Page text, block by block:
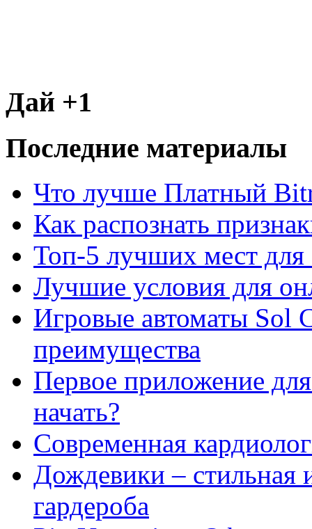
Дай +1
Последние материалы
Что лучше Платный
Как распознать
Топ-5 лучших мест для
Лучшие условия для
Игровые автоматы Sol
преимущества
Первое приложение
начать?
Современная
Дождевики – стильная
гардероба